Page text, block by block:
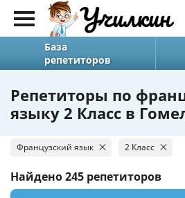
База
репетиторов
Репетиторы по
языку 2 Класс в
Французский язык 2 Класс
Найдено245 репетиторов